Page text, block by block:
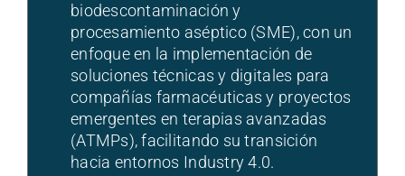
biodescontaminación y
procesamiento aséptico (SME), con un
enfoque en la implementación de
soluciones técnicas y digitales para
compañías farmacéuticas y proyectos
emergentes en terapias avanzadas
(ATMPs), facilitando su transición
hacia entornos Industry 4.0.